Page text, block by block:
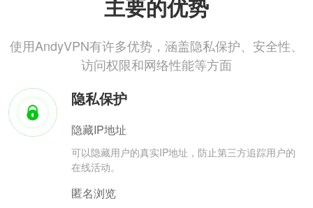
主要的优势
使用AndyVPN有许多优势，涵盖隐私保护、安全性、
访问权限和网络性能等方面
隐私保护
隐藏IP地址
可以隐藏用户的真实IP地址，防止第三方追踪用户的
在线活动。
匿名浏览